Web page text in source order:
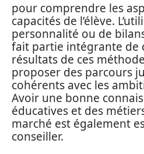
pour comprendre les
capacités de l’élève.
personnalité ou de
fait partie intégrante de
résultats de ces
proposer des parcours
cohérents avec les
Avoir une bonne
éducatives et des
marché est également
conseiller.